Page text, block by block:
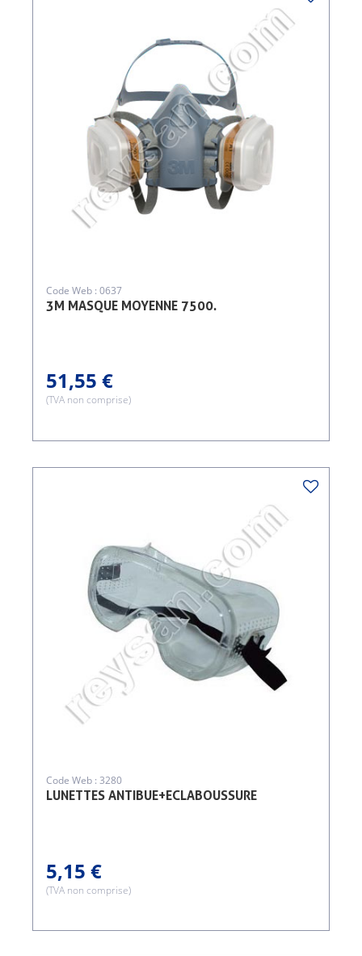
3M MASQUE MOYENNE 7500.
Code Web : 0637
51,55 €
(TVA non comprise)
LUNETTES ANTIBUE+ECLABOUSSURE
Code Web : 3280
5,15 €
(TVA non comprise)